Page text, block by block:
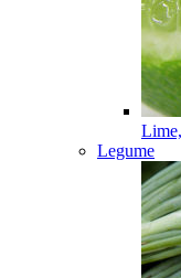
Legume